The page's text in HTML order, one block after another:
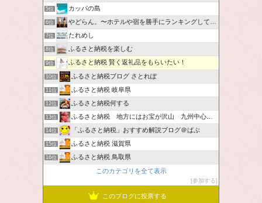
5位 カッパの島
6位 やどらん。〜ホテルや宿を勝手にランキングしてみた〜
7位 たれめし
8位 ふるさと納税を楽しむ
9位 ふるさと納税 賢く返礼品をもらいたい！
10位 ふるさと納税ブログ さとれぽ
11位 ふるさと納税 岐阜県
12位 ふるさと納税何する
13位 ふるさと納税 地方にはお宝が沢山 九州中心です。
14位 「ふるさと納税」おすすめ解説ブログ＠ばぶ
15位 ふるさと納税 滋賀県
16位
ふるさと納税 鳥取県
このカテゴリを全て表示
参加する
このブログに投票する